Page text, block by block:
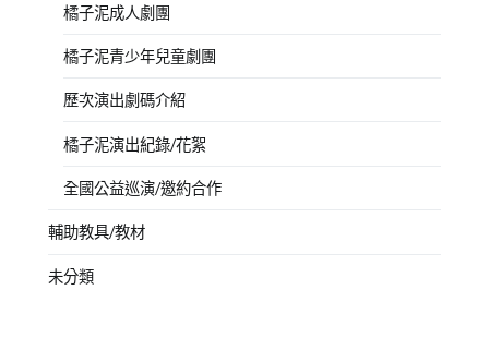
橘子泥成人劇團
橘子泥青少年兒童劇團
歷次演出劇碼介紹
橘子泥演出紀錄/花絮
全國公益巡演/邀約合作
輔助教具/教材
未分類